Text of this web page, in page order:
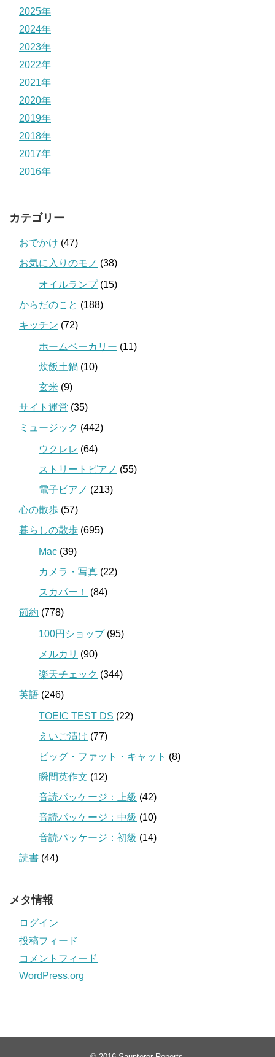
2025年
2024年
2023年
2022年
2021年
2020年
2019年
2018年
2017年
2016年
カテゴリー
おでかけ (47)
お気に入りのモノ (38)
オイルランプ(15)
からだのこと (188)
キッチン (72)
ホームベーカリー (11)
炊飯土鍋 (10)
玄米 (9)
サイト運営 (35)
ミュージック (442)
ウクレレ (64)
ストリートピアノ (55)
電子ピアノ (213)
心の散歩 (57)
暮らしの散歩 (695)
Mac (39)
カメラ・写真 (22)
スカパー！
(84)
節約 (778)
100円ショップ(95)
メルカリ (90)
楽天チェック (344)
英語 (246)
TOEIC TEST DS (22)
えいご漬け (77)
ビッグ・ファット・キャット (8)
瞬間英作文 (12)
音読パッケージ：上級 (42)
音読パッケージ：中級 (10)
音読パッケージ：初級 (14)
読書 (44)
メタ情報
ログイン
投稿フィード
コメントフィード
WordPress.org